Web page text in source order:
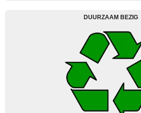
DUURZAAM BEZIG